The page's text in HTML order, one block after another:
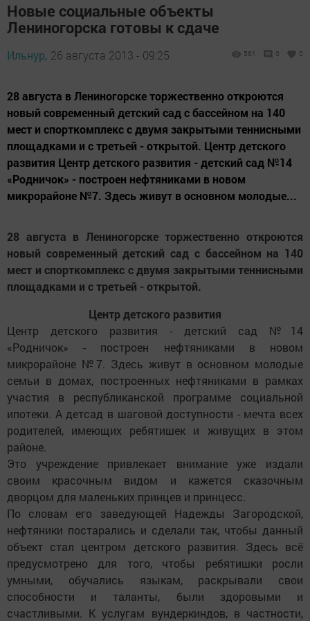
Новые социальные объекты
Лениногорска готовы к сдаче
Ильнур, 26 августа 2013 - 09:25 561 0 0
28 августа в Лениногорске торжественно откроются
новый современный детский сад с бассейном на 140
мест и спорткомплекс с двумя закрытыми теннисными
площадками и с третьей - открытой. Центр детского
развития Центр детского развития - детский сад №14
«Родничок» - построен нефтяниками в новом
микрорайоне №7. Здесь живут в основном молодые...
28 августа в Лениногорске торжественно откроются
новый современный детский сад с бассейном на 140
мест и спорткомплекс с двумя закрытыми теннисными
площадками и с третьей - открытой.
Центр детского развития
Центр детского развития - детский сад №14
«Родничок» - построен нефтяниками в новом
микрорайоне №7. Здесь живут в основном молодые
семьи в домах, построенных нефтяниками в рамках
участия в республиканской программе социальной
ипотеки. А детсад в шаговой доступности - мечта всех
родителей, имеющих ребятишек и живущих в этом
районе.
Это учреждение привлекает внимание уже издали
своим красочным видом и кажется сказочным
дворцом для маленьких принцев и принцесс.
По словам его заведующей Надежды Загородской,
нефтяники постарались и сделали так, чтобы данный
объект стал центром детского развития. Здесь всё
предусмотрено для того, чтобы ребятишки росли
умными, обучались языкам, раскрывали свои
способности и таланты, были здоровыми и
счастливыми. К услугам вундеркиндов, в частности,